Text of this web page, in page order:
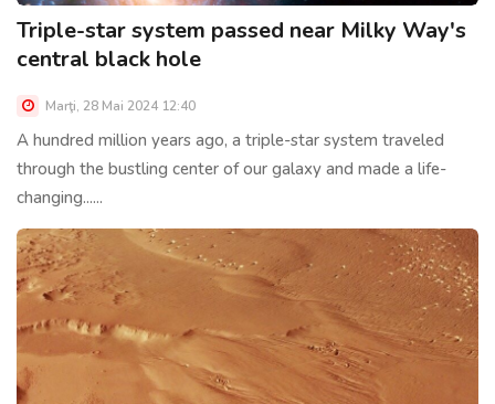
Triple-star system passed near Milky Way's
central black hole
Marţi, 28 Mai 2024 12:40
A hundred million years ago, a triple-star system traveled
through the bustling center of our galaxy and made a life-
changing......